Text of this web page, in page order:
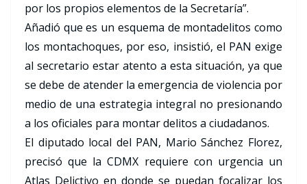
por los propios elementos de la Secretaría”.
Añadió que es un esquema de montadelitos como
los montachoques, por eso, insistió, el PAN exige
al secretario estar atento a esta situación, ya que
se debe de atender la emergencia de violencia por
medio de una estrategia integral no presionando
a los oficiales para montar delitos a ciudadanos.
El diputado local del PAN, Mario Sánchez Florez,
precisó que la CDMX requiere con urgencia un
Atlas Delictivo en donde se puedan focalizar los